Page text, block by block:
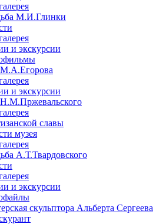
М.И.Глинки
и экскурсии
и экскурсии
славы
музея
А.Т.Твардовского
и экскурсии
скульптора Альберта Сергеева